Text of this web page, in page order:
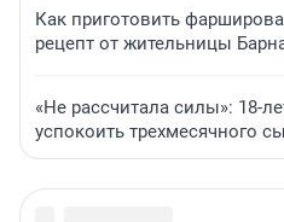
Как приготовить
рецепт от жительницы
«Не рассчитала силы»: 18-
успокоить трехмесячного